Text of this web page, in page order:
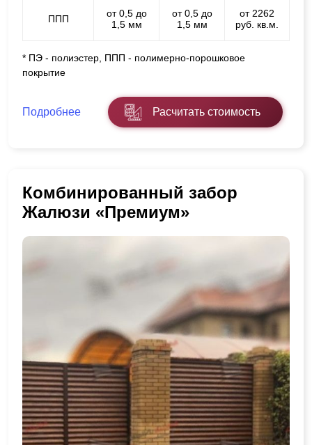
ППП
от 0,5 до
1,5 мм
от 0,5 до
1,5 мм
от 2262
руб. кв.м.
* ПЭ - полиэстер, ППП - полимерно-порошковое
покрытие
Подробнее Расчитать стоимость
Комбинированный забор
Жалюзи «Премиум»